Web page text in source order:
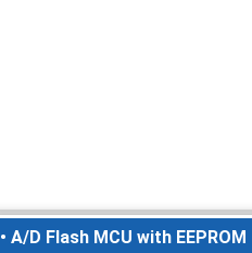
• A/D Flash MCU with EEPROM